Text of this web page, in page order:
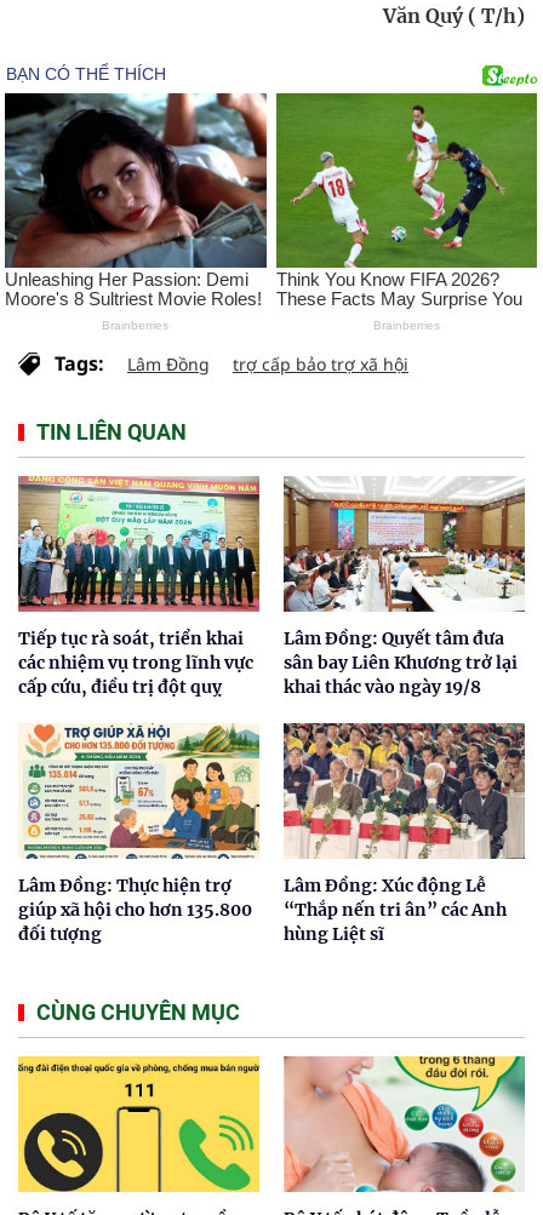
Văn Quý ( T/h)
Tags: Lâm Đồng trợ cấp bảo trợ xã hội
TIN LIÊN QUAN
Tiếp tục rà soát, triển khai
các nhiệm vụ trong lĩnh vực
cấp cứu, điều trị đột quỵ
Lâm Đồng: Quyết tâm đưa
sân bay Liên Khương trở lại
khai thác vào ngày 19/8
Lâm Đồng: Thực hiện trợ
giúp xã hội cho hơn 135.800
đối tượng
Lâm Đồng: Xúc động Lễ
“Thắp nến tri ân” các Anh
hùng Liệt sĩ
CÙNG CHUYÊN MỤC